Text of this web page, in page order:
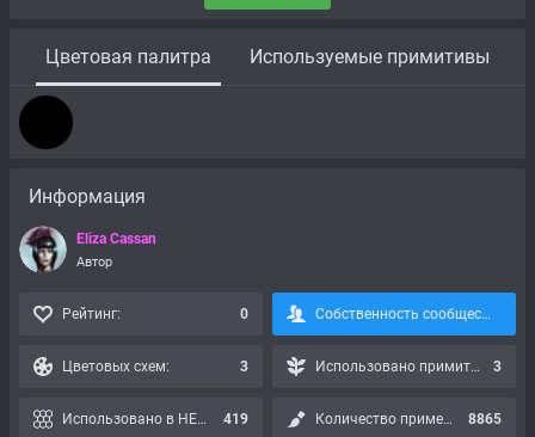
Цветовая палитра Используемые примитивы
Информация
Eliza Cassan
Автор
Рейтинг: 0 Собственность сообщества, подписка невозможна:
Цветовых схем: 3 Использовано примитивов: 3
Использовано в HEX картах: 419 Количество применений: 8865